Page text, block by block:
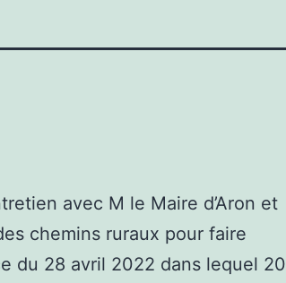
avec M le Maire d’Aron et
chemins ruraux pour faire
du 28 avril 2022 dans lequel 20